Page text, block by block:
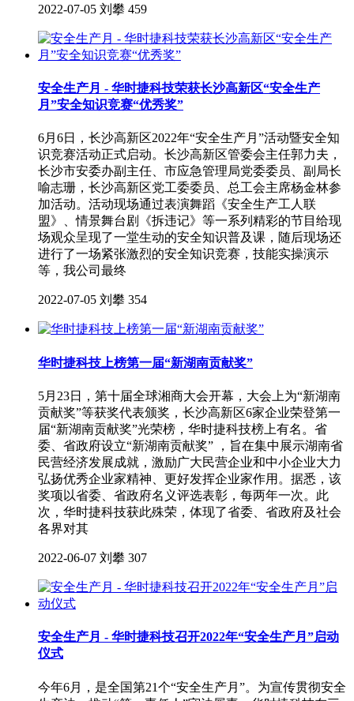
2022-07-05 刘攀 459
安全生产月 - 华时捷科技荣获长沙高新区“安全生产
月”安全知识竞赛“优秀奖”
6月6日，长沙高新区2022年“安全生产月”活动暨安全知
识竞赛活动正式启动。长沙高新区管委会主任郭力夫，
长沙市安委办副主任、市应急管理局党委委员、副局长
喻志珊，长沙高新区党工委委员、总工会主席杨金林参
加活动。活动现场通过表演舞蹈《安全生产工人联
盟》、情景舞台剧《拆违记》等一系列精彩的节目给现
场观众呈现了一堂生动的安全知识普及课，随后现场还
进行了一场紧张激烈的安全知识竞赛，技能实操演示
等，我公司最终
2022-07-05 刘攀 354
华时捷科技上榜第一届“新湖南贡献奖”
5月23日，第十届全球湘商大会开幕，大会上为“新湖南
贡献奖”等获奖代表颁奖，长沙高新区6家企业荣登第一
届“新湖南贡献奖”光荣榜，华时捷科技榜上有名。省
委、省政府设立“新湖南贡献奖” ，旨在集中展示湖南省
民营经济发展成就，激励广大民营企业和中小企业大力
弘扬优秀企业家精神、更好发挥企业家作用。据悉，该
奖项以省委、省政府名义评选表彰，每两年一次。此
次，华时捷科技获此殊荣，体现了省委、省政府及社会
各界对其
2022-06-07 刘攀 307
安全生产月 - 华时捷科技召开2022年“安全生产月”启动
仪式
今年6月，是全国第21个“安全生产月”。为宣传贯彻安全